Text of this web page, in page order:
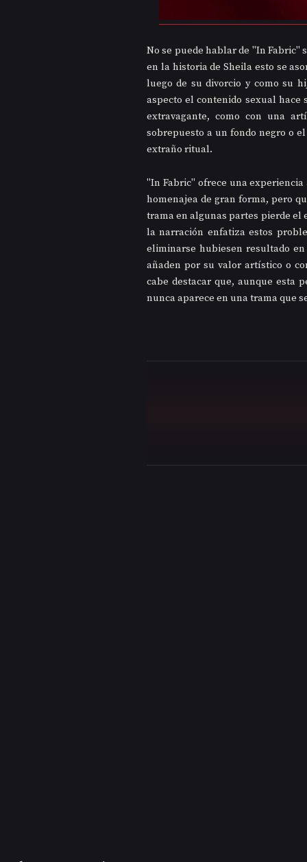
No se puede hablar de "In Fabric"
en la historia de Sheila esto se
luego de su divorcio y como su
aspecto el contenido sexual hace
extravagante, como con una
sobrepuesto a un fondo negro o
extraño ritual.
"In Fabric" ofrece una
homenajea de gran forma, pero
trama en algunas partes pierde el
la narración enfatiza estos
eliminarse hubiesen resultado
añaden por su valor artístico o
cabe destacar que, aunque esta
nunca aparece en una trama que